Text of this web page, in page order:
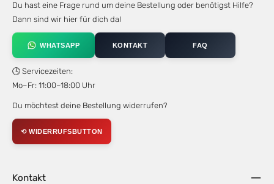
Du hast eine Frage rund um deine Bestellung oder benötigst Hilfe?
Dann sind wir hier für dich da!
WHATSAPP KONTAKT FAQ
🕒 Servicezeiten:
Mo–Fr: 11:00–18:00 Uhr
Du möchtest deine Bestellung widerrufen?
⟲ WIDERRUFSBUTTON
Kontakt